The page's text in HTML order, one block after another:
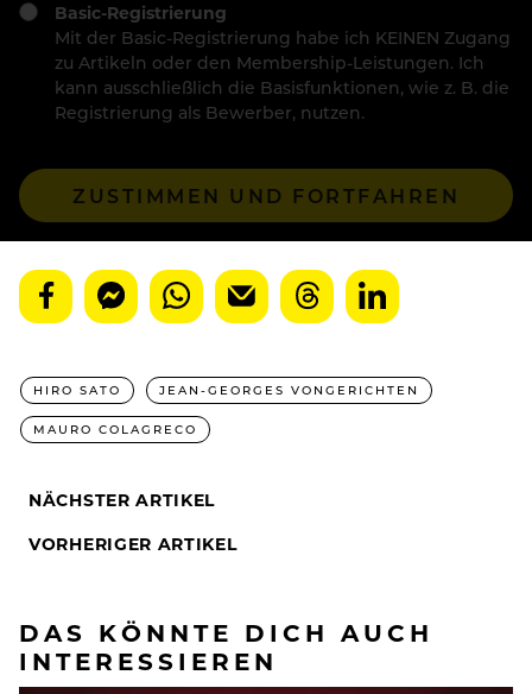
Basic-Registrierung
Mit der Basic-Registrierung habe ich KEINEN Zugang
zu Artikeln oder den Membership-Leistungen. Ich
kann ausschließlich die Basisfunktionen, wie z. B. die
Registrierung als Bewerber, nutzen.
ZUSTIMMEN UND FORTFAHREN
HIRO SATO JEAN-GEORGES VONGERICHTEN
MAURO COLAGRECO
NÄCHSTER ARTIKEL
VORHERIGER ARTIKEL
DAS KÖNNTE DICH AUCH
INTERESSIEREN